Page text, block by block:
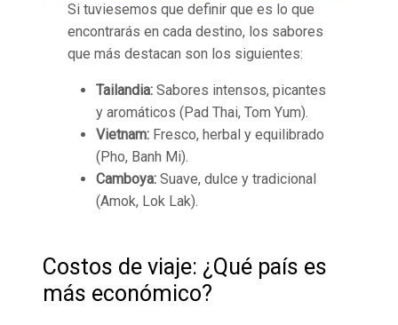
Si tuviesemos que definir que es lo que
encontrarás en cada destino, los sabores
que más destacan son los siguientes:
Tailandia: Sabores intensos, picantes
y aromáticos (Pad Thai, Tom Yum).
Vietnam: Fresco, herbal y equilibrado
(Pho, Banh Mi).
Camboya: Suave, dulce y tradicional
(Amok, Lok Lak).
Costos de viaje: ¿Qué país es
más económico?